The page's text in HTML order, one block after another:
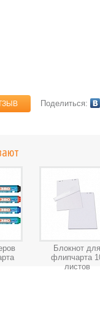
Поделиться:
Блокнот для
флипчарта
листов